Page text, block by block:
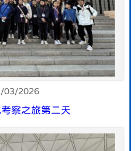
03/2026
察之旅第二天